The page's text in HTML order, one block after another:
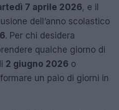
7 aprile 2026, e il
dell’anno scolastico
. Per chi desidera
qualche giorno di
2 giugno 2026 o
un paio di giorni in